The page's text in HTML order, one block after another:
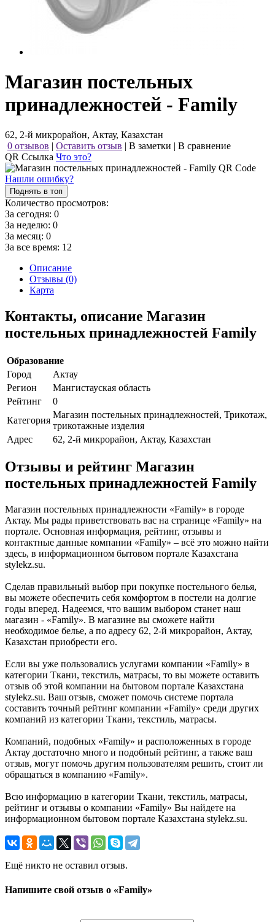
Магазин постельных
принадлежностей - Family
62, 2-й микрорайон, Актау, Казахстан
0 отзывов | Оставить отзыв | В заметки | В сравнение
QR Ссылка Что это?
Нашли ошибку?
Поднять в топ
Количество просмотров:
За сегодня: 0
За неделю: 0
За месяц: 0
За все время: 12
Описание
Отзывы (0)
Карта
Контакты, описание Магазин
постельных принадлежностей Family
Образование
Город
Актау
Регион
Мангистауская область
Рейтинг
0
Категория
Магазин постельных принадлежностей, Трикотаж,
трикотажные изделия
Адрес
62, 2-й микрорайон, Актау, Казахстан
Отзывы и рейтинг Магазин
постельных принадлежностей Family
Магазин постельных принадлежности «Family» в городе
Актау. Мы рады приветствовать вас на странице «Family» на
портале. Основная информация, рейтинг, отзывы и
контактные данные компании «Family» – всё это можно найти
здесь, в информационном бытовом портале Казахстана
stylekz.su.
Сделав правильный выбор при покупке постельного белья,
вы можете обеспечить себя комфортом в постели на долгие
годы вперед. Надеемся, что вашим выбором станет наш
магазин - «Family». В магазине вы сможете найти
необходимое белье, а по адресу 62, 2-й микрорайон, Актау,
Казахстан приобрести его.
Если вы уже пользовались услугами компании «Family» в
категории Ткани, текстиль, матрасы, то вы можете оставить
отзыв об этой компании на бытовом портале Казахстана
stylekz.su. Ваш отзыв, сможет помочь системе портала
составить точный рейтинг компании «Family» среди других
компаний из категории Ткани, текстиль, матрасы.
Компаний, подобных «Family» и расположенных в городе
Актау достаточно много и подобный рейтинг, а также ваш
отзыв, могут помочь другим пользователям решить, стоит ли
обращаться в компанию «Family».
Всю информацию в категории Ткани, текстиль, матрасы,
рейтинг и отзывы о компании «Family» Вы найдете на
информационном бытовом портале Казахстана stylekz.su.
Ещё никто не оставил отзыв.
Напишите свой отзыв о «Family»